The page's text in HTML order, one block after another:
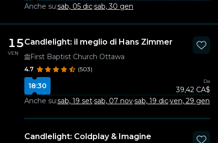
Anche su:sab, 05 dic·sab, 30 gen
15
VEN
Candlelight: il meglio di Hans Zimmer
First Baptist Church Ottawa
4.7 (503)
18:30
Da
39,42 CA$
Anche su:sab, 19 set·sab, 07 nov·sab, 19 dic·ven, 29 gen
Candlelight: Coldplay & Imagine